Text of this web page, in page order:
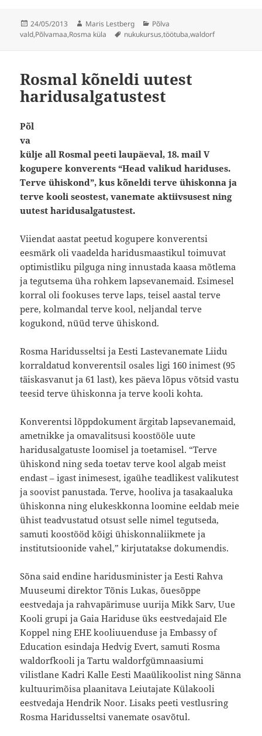
Postitatud
24/05/2013 Autor
Maris Lestberg Rubriigid
Põlva
vald,Põlvamaa,Rosma küla Sildid
nukukursus,töötuba,waldorf
Rosmal kõneldi uutest
haridusalgatustest
Põl
va
külje all Rosmal peeti laupäeval, 18. mail V
kogupere konverents “Head valikud hariduses.
Terve ühiskond”, kus kõneldi terve ühiskonna ja
terve kooli seostest, vanemate aktiivsusest ning
uutest haridusalgatustest.
Viiendat aastat peetud kogupere konverentsi
eesmärk oli vaadelda haridusmaastikul toimuvat
optimistliku pilguga ning innustada kaasa mõtlema
ja tegutsema üha rohkem lapsevanemaid. Esimesel
korral oli fookuses terve laps, teisel aastal terve
pere, kolmandal terve kool, neljandal terve
kogukond, nüüd terve ühiskond.
Rosma Haridusseltsi ja Eesti Lastevanemate Liidu
korraldatud konverentsil osales ligi 160 inimest (95
täiskasvanut ja 61 last), kes päeva lõpus võtsid vastu
teesid terve ühiskonna ja terve kooli kohta.
Konverentsi lõppdokument ärgitab lapsevanemaid,
ametnikke ja omavalitsusi koostööle uute
haridusalgatuste loomisel ja toetamisel. “Terve
ühiskond ning seda toetav terve kool algab meist
endast – igast inimesest, igaühe teadlikest valikutest
ja soovist panustada. Terve, hooliva ja tasakaaluka
ühiskonna ning elukeskkonna loomine eeldab meie
ühist teadvustatud otsust selle nimel tegutseda,
samuti koostööd kõigi ühiskonnaliikmete ja
institutsioonide vahel,” kirjutatakse dokumendis.
Sõna said endine haridusminister ja Eesti Rahva
Muuseumi direktor Tõnis Lukas, õuesõppe
eestvedaja ja rahvapärimuse uurija Mikk Sarv, Uue
Kooli grupi ja Gaia Hariduse üks eestvedajaid Ele
Koppel ning EHE kooliuuenduse ja Embassy of
Education esindaja Hedvig Evert, samuti Rosma
waldorfkooli ja Tartu waldorfgümnaasiumi
vilistlane Kadri Kalle Eesti Maaülikoolist ning Sänna
kultuurimõisa plaanitava Leiutajate Külakooli
eestvedaja Hendrik Noor. Lisaks peeti vestlusring
Rosma Haridusseltsi vanemate osavõtul.